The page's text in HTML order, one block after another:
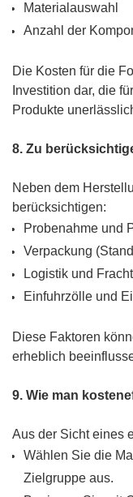
Materialauswahl
Anzahl der
Die Kosten für die
Investition dar, die
Produkte
8. Zu
Neben dem
berücksichtigen:
Probenahme und
Verpackung
Logistik und Fracht
Einfuhrzölle und
Diese Faktoren
erheblich
9. Wie man
Aus der Sicht eines
Wählen Sie die
Zielgruppe aus.